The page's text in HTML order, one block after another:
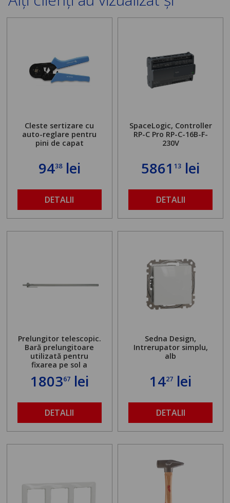
Cleste sertizare cu
auto-reglare pentru
pini de capat
9438lei
DETALII
SpaceLogic, Controller
RP-C Pro RP-C-16B-F-
230V
586113 lei
DETALII
Prelungitor telescopic.
Bară prelungitoare
utilizată pentru
fixarea pe sol a
standului mașinii de
găurit în locul
maximă admisă de 500
kg și înălțime reglabilă
de la 1,8 la 2,9 m
180367lei
DETALII
Sedna Design,
Intrerupator simplu,
alb
1427 lei
DETALII